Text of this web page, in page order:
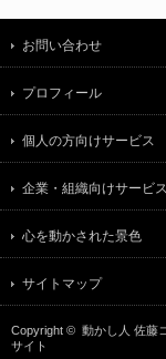
お問い合わせ
プロフィール
個人の方向けサービス
企業・組織向けサービス
心を動かされた景色
サイトマップ
Copyright © 動かし人 佐藤
サイト